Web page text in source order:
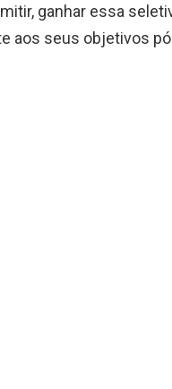
ganhar essa
aos seus objetivos